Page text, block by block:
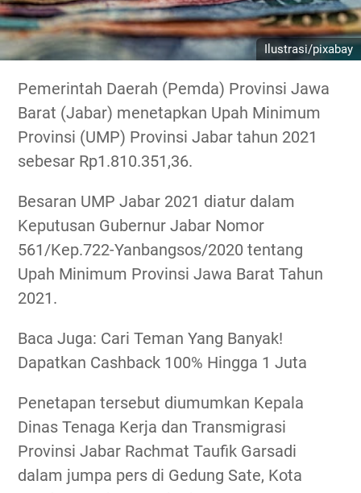
Ilustrasi/pixabay
Pemerintah Daerah (Pemda) Provinsi Jawa
Barat (Jabar) menetapkan Upah Minimum
Provinsi (UMP) Provinsi Jabar tahun 2021
sebesar Rp1.810.351,36.
Besaran UMP Jabar 2021 diatur dalam
Keputusan Gubernur Jabar Nomor
561/Kep.722-Yanbangsos/2020 tentang
Upah Minimum Provinsi Jawa Barat Tahun
2021.
Baca Juga: Cari Teman Yang Banyak!
Dapatkan Cashback 100% Hingga 1 Juta
Penetapan tersebut diumumkan Kepala
Dinas Tenaga Kerja dan Transmigrasi
Provinsi Jabar Rachmat Taufik Garsadi
dalam jumpa pers di Gedung Sate, Kota